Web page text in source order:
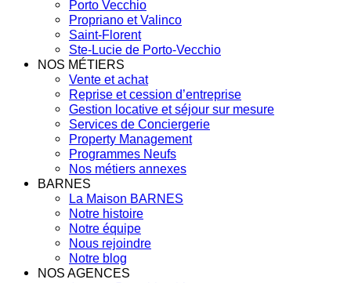
Porto Vecchio
Propriano et Valinco
Saint-Florent
Ste-Lucie de Porto-Vecchio
NOS MÉTIERS
Vente et achat
Reprise et cession d’entreprise
Gestion locative et séjour sur mesure
Services de Conciergerie
Property Management
Programmes Neufs
Nos métiers annexes
BARNES
La Maison BARNES
Notre histoire
Notre équipe
Nous rejoindre
Notre blog
NOS AGENCES